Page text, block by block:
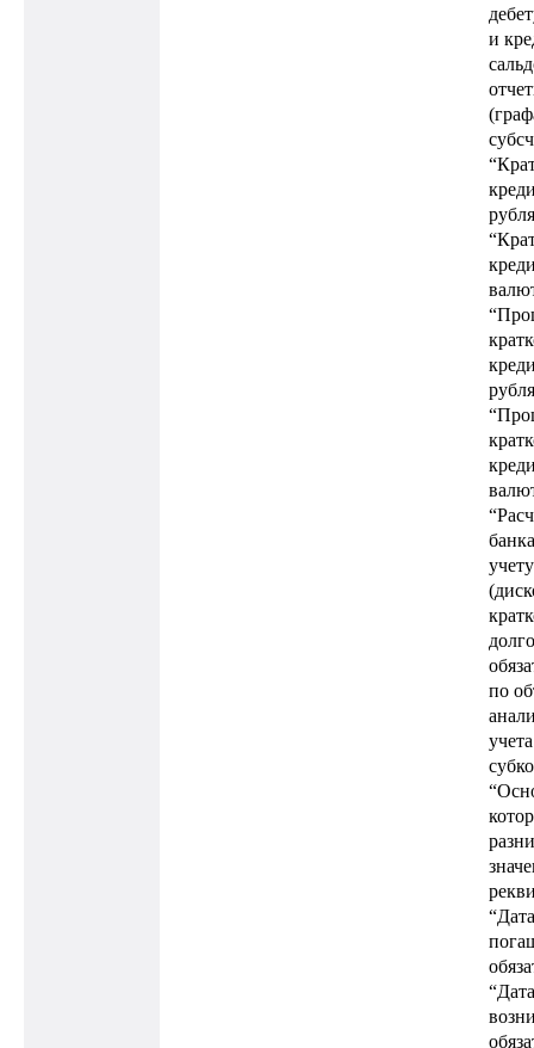
и
учету
по
“Дата
“Дата